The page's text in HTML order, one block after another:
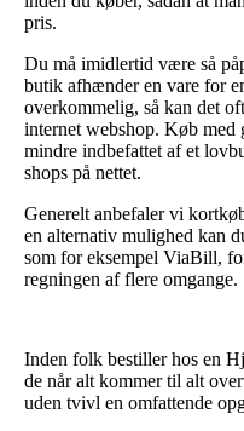
pris.
Du må imidlertid være så
butik afhænder en vare for
overkommelig, så kan det
internet webshop. Køb med
mindre indbefattet af et
shops på nettet.
Generelt anbefaler vi
en alternativ mulighed kan
som for eksempel ViaBill,
regningen af flere omgange.
Inden folk bestiller hos en
de når alt kommer til alt
uden tvivl en omfattende